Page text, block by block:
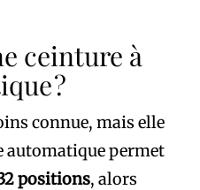
ceinture à
?
connue, mais elle
automatique permet
positions, alors